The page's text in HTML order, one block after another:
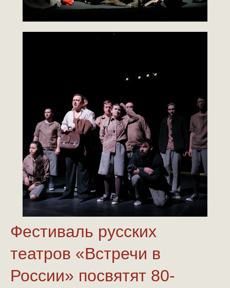
Фестиваль русских
театров «Встречи в
России» посвятят 80-